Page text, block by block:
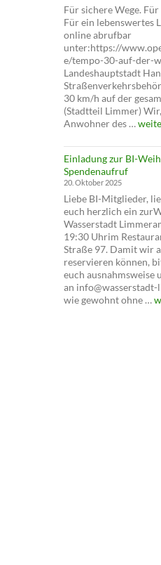
Für sichere Wege.
Für ein lebenswertes
online abrufbar
unter:https://
e/tempo-30-auf-der-
Landeshauptstadt
30 km/h auf der
(Stadtteil Limmer)
Anwohner des …
30
Einladung zur BI-
Spendenaufruf
20. Oktober 2025
Liebe BI-Mitglieder,
euch herzlich ein
Wasserstadt
19:30 Uhrim
Straße 97. Damit wir
reservieren können,
euch ausnahmsweise
an
wie gewohnt ohne …